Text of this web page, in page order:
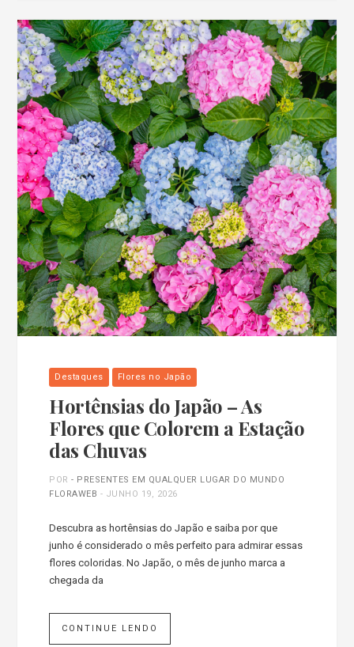
Destaques Flores no Japão
Hortênsias do Japão – As
Flores que Colorem a Estação
das Chuvas
POR- PRESENTES EM QUALQUER LUGAR DO MUNDO
FLORAWEB - JUNHO 19, 2026
Descubra as hortênsias do Japão e saiba por que
junho é considerado o mês perfeito para admirar essas
flores coloridas. No Japão, o mês de junho marca a
chegada da
CONTINUE LENDO